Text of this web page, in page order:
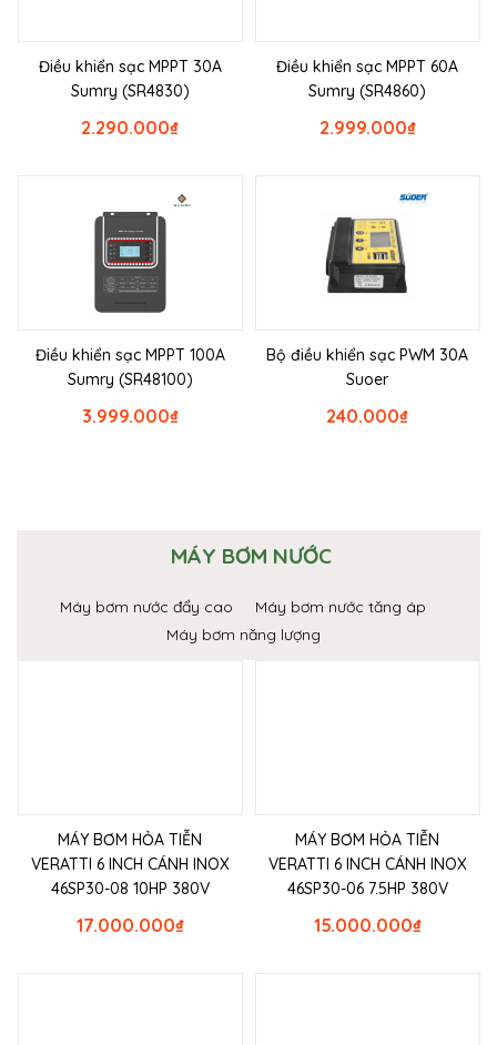
Điều khiển sạc MPPT 30A
Sumry (SR4830)
₫
2.290.000
Điều khiển sạc MPPT 60A
Sumry (SR4860)
₫
2.999.000
Điều khiển sạc MPPT 100A
Sumry (SR48100)
₫
3.999.000
Bộ điều khiển sạc PWM 30A
Suoer
₫
240.000
MÁY BƠM NƯỚC
Máy bơm nước đẩy cao
Máy bơm nước tăng áp
Máy bơm năng lượng
MÁY BƠM HỎA TIỄN
VERATTI 6 INCH CÁNH INOX
46SP30-08 10HP 380V
₫
17.000.000
MÁY BƠM HỎA TIỄN
VERATTI 6 INCH CÁNH INOX
46SP30-06 7.5HP 380V
₫
15.000.000